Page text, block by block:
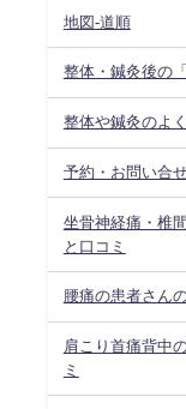
地図-道順
整体・鍼灸後の
整体や鍼灸のよ
予約・お問い合
坐骨神経痛・椎
と口コミ
腰痛の患者さん
肩こり首痛背中
ミ